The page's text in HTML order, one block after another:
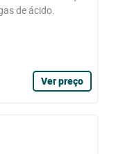
de ácido.
Ver preço